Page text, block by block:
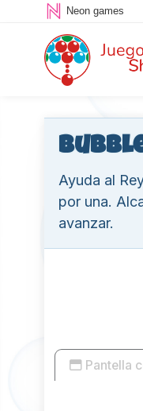
Neon games
Ayuda al
por una.
avanzar.
Pantella